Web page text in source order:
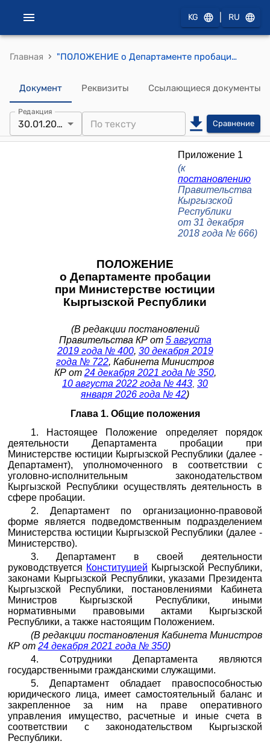
KG RU
Главная › "ПОЛОЖЕНИЕ о Департаменте пробации при Министерстве юстиции Кыргызской Республики"( к постановлению Правительства Кыргызской Республики от 31 декабря 2018 года № 666)
Документ Реквизиты Ссылающиеся документы
Редакция
30.01.2026 Сравнение